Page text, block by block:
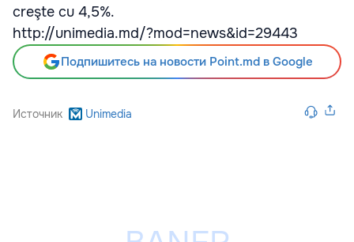
creşte cu 4,5%.
http://unimedia.md/?mod=news&id=29443
Подпишитесь на новости Point.md в Google
Источник Unimedia